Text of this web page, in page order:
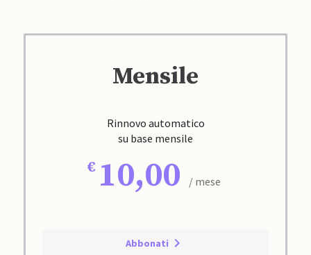
Mensile
Rinnovo automatico
su base mensile
10,00 / mese
Abbonati